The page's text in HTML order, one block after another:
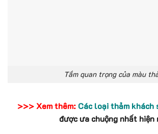
Tầm quan trọng của màu
>>> Xem thêm: Các loại thảm khách
được ưa chuộng nhất hiện